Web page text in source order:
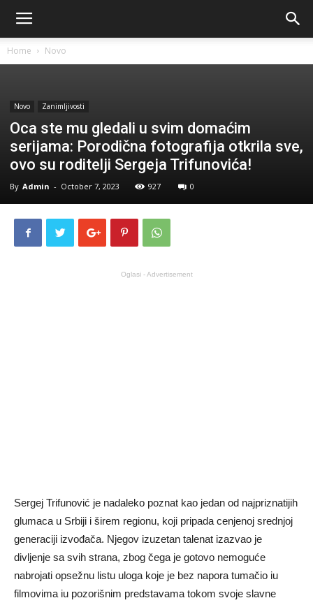
Home Novo
Novo Zanimljivosti
Oca ste mu gledali u svim domaćim
serijama: Porodična fotografija otkrila sve,
ovo su roditelji Sergeja Trifunovića!
By Admin - October 7, 2023 927 0
Oglasi - Advertisement
Sergej Trifunović je nadaleko poznat kao jedan od najpriznatijih
glumaca u Srbiji i širem regionu, koji pripada cenjenoj srednjoj
generaciji izvođača. Njegov izuzetan talenat izazvao je
divljenje sa svih strana, zbog čega je gotovo nemoguće
nabrojati opsežnu listu uloga koje je bez napora tumačio iu
filmovima iu pozorišnim predstavama tokom svoje slavne